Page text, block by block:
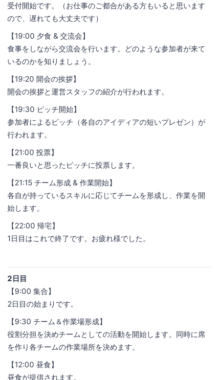
受付開始です。（お仕事のご都合がある方もいると思います
ので、遅れても大丈夫です）
【19:00 夕食 & 交流会】
食事をしながら交流会を行います。どのような参加者が来て
いるのかを知りましょう。
【19:20 開会の挨拶】
開会の挨拶と運営スタッフの紹介が行われます。
【19:30 ピッチ開始】
参加者によるピッチ（各自のアイディアの短いプレゼン）が
行われます。
【21:00 投票】
一番良いと思ったピッチに投票します。
【21:15 チーム形成 & 作業開始】
各自が持っているスキルに応じてチームを形成し、作業を開
始します。
【22:00 帰宅】
1日目はこれで終了です。お疲れ様でした。
2日目
【9:00 集合】
2日目の始まりです。
【9:30 チーム＆作業場形成】
役割分担を決めチームとしての活動を開始します。同時に席
を作り各チームの作業場所を決めます。
【12:00 昼食】
昼食が提供されます。